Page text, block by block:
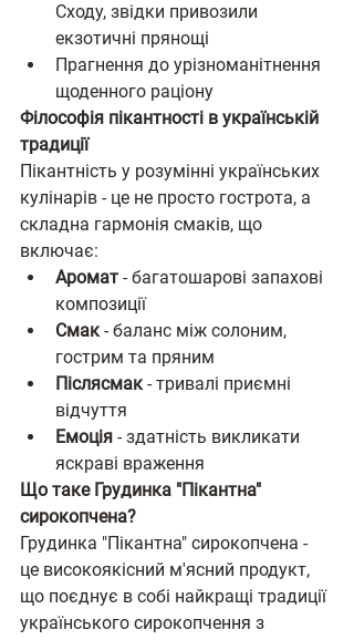
Сходу, звідки привозили
екзотичні прянощі
Прагнення до урізноманітнення
щоденного раціону
Філософія пікантності в українській
традиції
Пікантність у розумінні українських
кулінарів - це не просто гострота, а
складна гармонія смаків, що
включає:
Аромат - багатошарові запахові
композиції
Смак - баланс між солоним,
гострим та пряним
Післясмак - тривалі приємні
відчуття
Емоція - здатність викликати
яскраві враження
Що таке Грудинка "Пікантна"
сирокопчена?
Грудинка "Пікантна" сирокопчена -
це високоякісний м'ясний продукт,
що поєднує в собі найкращі традиції
українського сирокопчення з